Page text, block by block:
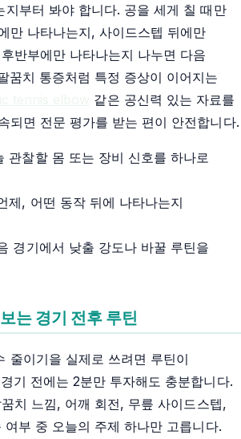
지부터 봐야 합니다. 공을 세게 칠 때만
만 나타나는지, 사이드스텝 뒤에만
반부에만 나타나는지 나누면 다음
꿈치 통증처럼 특정 증상이 이어지는
같은 공신력 있는 자료를
되면 전문 평가를 받는 편이 안전합니다.
관찰할 몸 또는 장비 신호를 하나로
제, 어떤 동작 뒤에 나타나는지
경기에서 낮출 강도나 바꿀 루틴을
는 경기 전후 루틴
줄이기을 실제로 쓰려면 루틴이
기 전에는 2분만 투자해도 충분합니다.
치 느낌, 어깨 회전, 무릎 사이드스텝,
부 중 오늘의 주제 하나만 고릅니다.